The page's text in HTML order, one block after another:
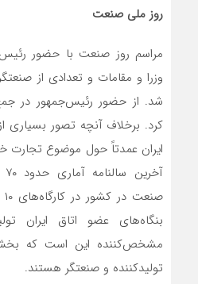
روز ملی صنعت
مراسم روز صنعت با حضور
وزرا و مقامات و تعدادی از
شد. از حضور رئیس‌جمهور در
کرد. برخلاف آنچه تصور بسیاری
ایران عمدتاً حول موضوع تجارت
بنگاه‌های عضو اتاق ایران
مشخص‌کننده این است که بخش
تولیدکننده و صنعتگر هستند.